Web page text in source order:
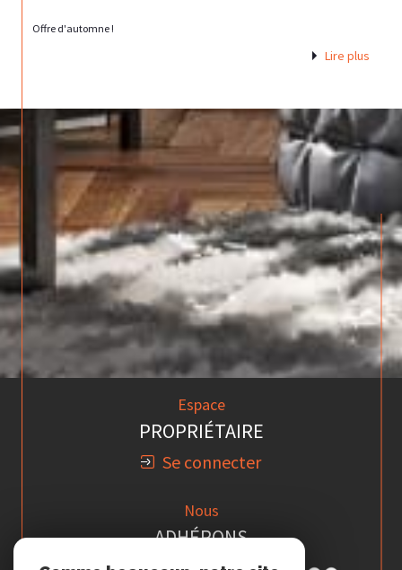
Offre d'automne !
Lire plus
Espace
PROPRIÉTAIRE
Se connecter
Nous
ADHÉRONS